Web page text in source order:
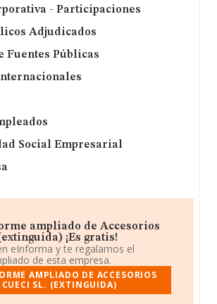
- Participaciones
Adjudicados
Fuentes Públicas
Social Empresarial
ampliado de Accesorios
¡Es gratis!
eInforma y te regalamos el
de esta empresa.
AMPLIADO DE ACCESORIOS
CUECI SL. (EXTINGUIDA)